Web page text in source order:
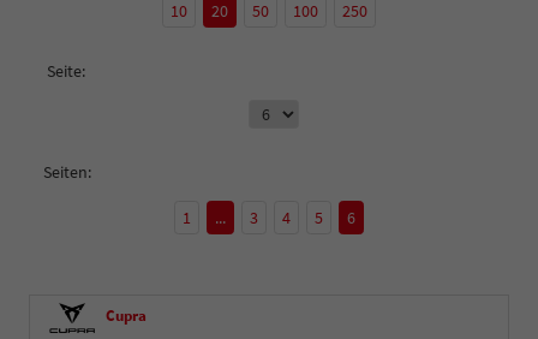
10 20 50 100 250
Seite:
Seiten:
1 ... 3 4 5 6
Cupra